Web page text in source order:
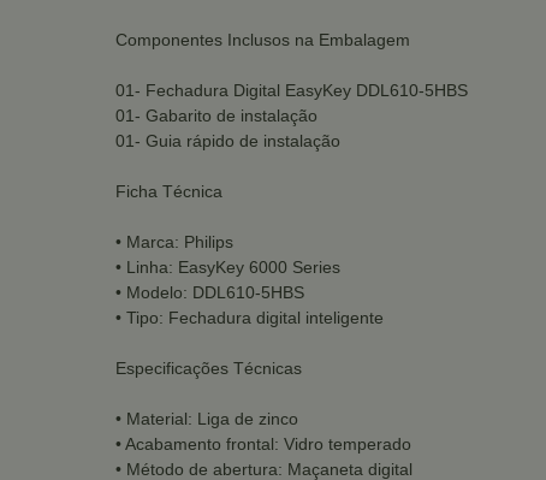
Componentes Inclusos na Embalagem
01- Fechadura Digital EasyKey DDL610-5HBS
01- Gabarito de instalação
01- Guia rápido de instalação
Ficha Técnica
• Marca: Philips
• Linha: EasyKey 6000 Series
• Modelo: DDL610-5HBS
• Tipo: Fechadura digital inteligente
Especificações Técnicas
• Material: Liga de zinco
• Acabamento frontal: Vidro temperado
• Método de abertura: Maçaneta digital